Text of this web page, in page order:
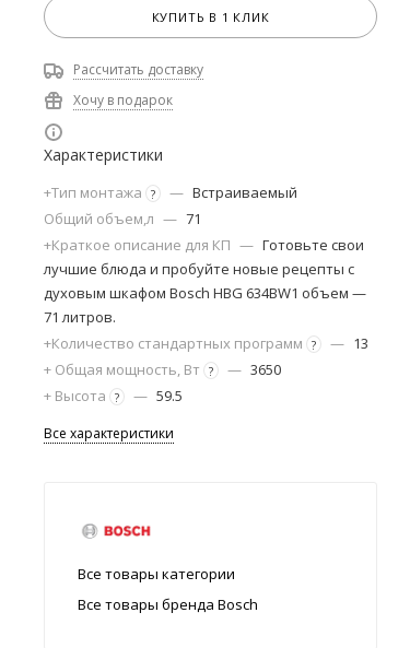
КУПИТЬ В 1 КЛИК
Рассчитать доставку
Хочу в подарок
Характеристики
+Тип монтажа ? — Встраиваемый
Общий объем,л — 71
+Краткое описание для КП — Готовьте свои
лучшие блюда и пробуйте новые рецепты с
духовым шкафом Bosch HBG 634BW1 объем —
71 литров.
+Количество стандартных программ ? — 13
+ Общая мощность, Вт ? — 3650
+ Высота ? — 59.5
Все характеристики
Все товары категории
Все товары бренда Bosch